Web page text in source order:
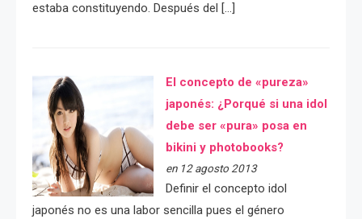
estaba constituyendo. Después del […]
El concepto de «pureza»
japonés: ¿Porqué si una idol
debe ser «pura» posa en
bikini y photobooks?
en 12 agosto 2013
Definir el concepto idol
japonés no es una labor sencilla pues el género